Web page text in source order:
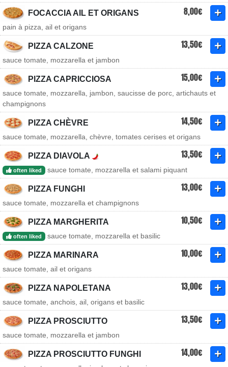
FOCACCIA AIL ET ORIGANS 8,00€
pain à pizza, ail et origans
PIZZA CALZONE 13,50€
sauce tomate, mozzarella et jambon
PIZZA CAPRICCIOSA 15,00€
sauce tomate, mozzarella, jambon, saucisse de porc, artichauts et
champignons
PIZZA CHÈVRE 14,50€
sauce tomate, mozzarella, chèvre, tomates cerises et origans
PIZZA DIAVOLA 13,50€
often liked sauce tomate, mozzarella et salami piquant
PIZZA FUNGHI 13,00€
sauce tomate, mozzarella et champignons
PIZZA MARGHERITA 10,50€
often liked sauce tomate, mozzarella et basilic
PIZZA MARINARA 10,00€
sauce tomate, ail et origans
PIZZA NAPOLETANA 13,00€
sauce tomate, anchois, ail, origans et basilic
PIZZA PROSCIUTTO 13,50€
sauce tomate, mozzarella et jambon
PIZZA PROSCIUTTO FUNGHI 14,00€